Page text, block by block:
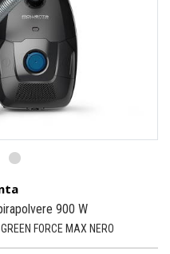
900 W
FORCE MAX NERO